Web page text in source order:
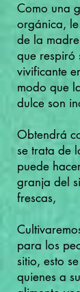
Como una
orgánica,
de la
que respiró
vivificante
modo que
dulce son
Obtendrá
se trata de
puede
granja del
frescas,
para los
sitio, esto
quienes a